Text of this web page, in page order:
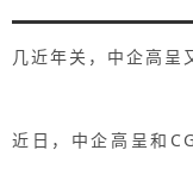
几近年关，中企高呈
近日，中企高呈和